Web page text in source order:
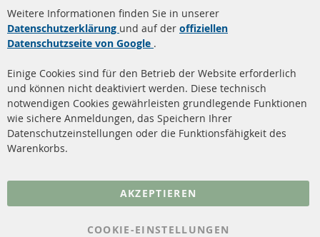
Dieselpartikelfilter (DPF)
Dieselpartikelfilter
Katalysator (KAT)
Sensoren
FAQ
Über uns
Versandkosten
Kontakt
Vertrag widerrufen
Weitere Informationen finden Sie in unserer
Datenschutzerklärung und auf der offiziellen
Datenschutzseite von Google .
Einige Cookies sind für den Betrieb der Website erforderlich
und können nicht deaktiviert werden. Diese technisch
notwendigen Cookies gewährleisten grundlegende Funktionen
wie sichere Anmeldungen, das Speichern Ihrer
Datenschutzeinstellungen oder die Funktionsfähigkeit des
Warenkorbs.
AKZEPTIEREN
COOKIE-EINSTELLUNGEN